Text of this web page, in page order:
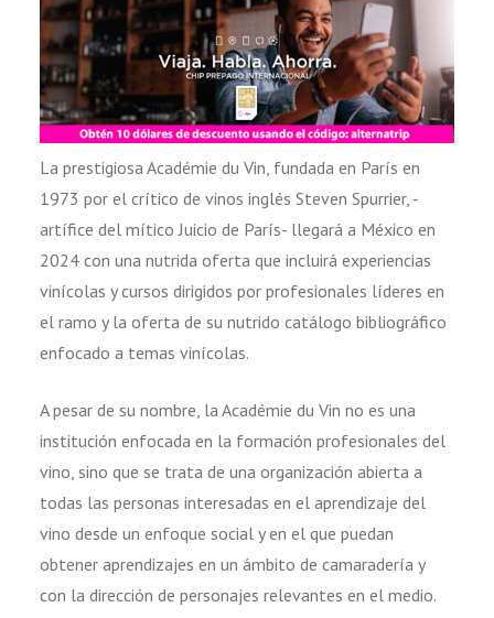
La prestigiosa Académie du Vin, fundada en París en
1973 por el crítico de vinos inglés Steven Spurrier, -
artífice del mítico Juicio de París- llegará a México en
2024 con una nutrida oferta que incluirá experiencias
vinícolas y cursos dirigidos por profesionales líderes en
el ramo y la oferta de su nutrido catálogo bibliográfico
enfocado a temas vinícolas.
A pesar de su nombre, la Académie du Vin no es una
institución enfocada en la formación profesionales del
vino, sino que se trata de una organización abierta a
todas las personas interesadas en el aprendizaje del
vino desde un enfoque social y en el que puedan
obtener aprendizajes en un ámbito de camaradería y
con la dirección de personajes relevantes en el medio.